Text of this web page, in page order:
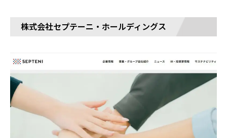
株式会社セプテーニ・ホールディングス